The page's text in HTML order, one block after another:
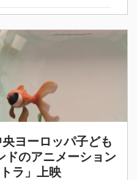
ヨーロッパ子ども
ドのアニメーション
ラ」上映